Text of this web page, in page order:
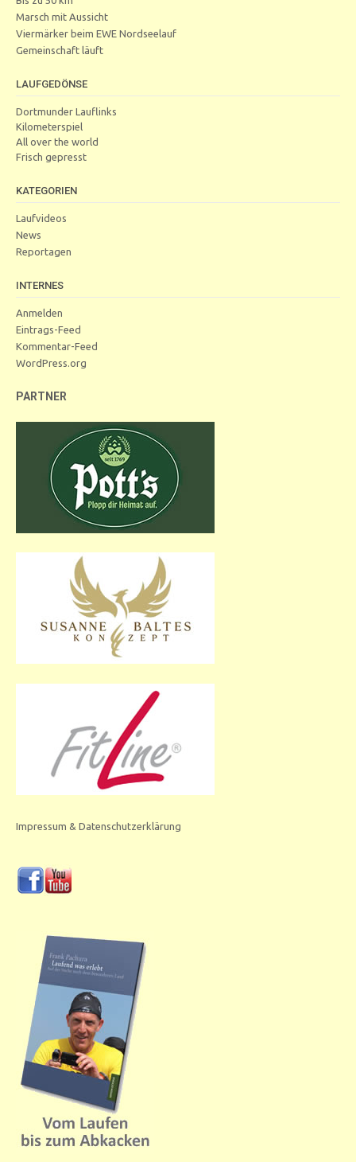
Marsch mit Aussicht
Viermärker beim EWE Nordseelauf
Gemeinschaft läuft
LAUFGEDÖNSE
Dortmunder Lauflinks
Kilometerspiel
All over the world
Frisch gepresst
KATEGORIEN
Laufvideos
News
Reportagen
INTERNES
Anmelden
Eintrags-Feed
Kommentar-Feed
WordPress.org
PARTNER
Impressum & Datenschutzerklärung